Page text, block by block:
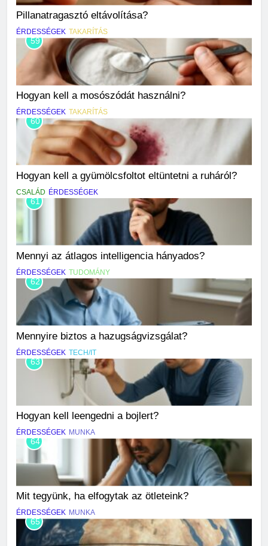
Pillanatragasztó eltávolítása?
ÉRDESSÉGEK TAKARÍTÁS
59
Hogyan kell a mosószódát használni?
ÉRDESSÉGEK TAKARÍTÁS
60
Hogyan kell a gyümölcsfoltot eltüntetni a ruháról?
CSALÁD ÉRDESSÉGEK
61
Mennyi az átlagos intelligencia hányados?
ÉRDESSÉGEK TUDOMÁNY
62
Mennyire biztos a hazugságvizsgálat?
ÉRDESSÉGEK TECH/IT
63
Hogyan kell leengedni a bojlert?
ÉRDESSÉGEK MUNKA
64
Mit tegyünk, ha elfogytak az ötleteink?
ÉRDESSÉGEK MUNKA
65